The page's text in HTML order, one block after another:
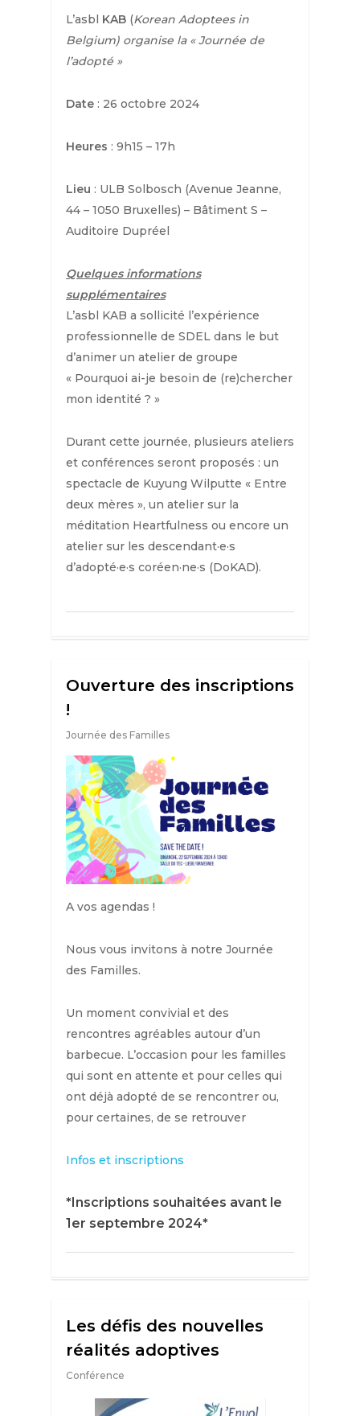
L’asbl KAB (Korean Adoptees in
Belgium) organise la « Journée de
l’adopté »
Date : 26 octobre 2024
Heures : 9h15 – 17h
Lieu : ULB Solbosch (Avenue Jeanne,
44 – 1050 Bruxelles) – Bâtiment S –
Auditoire Dupréel
Quelques informations
supplémentaires
L’asbl KAB a sollicité l’expérience
professionnelle de SDEL dans le but
d’animer un atelier de groupe
« Pourquoi ai-je besoin de (re)chercher
mon identité ? »
Durant cette journée, plusieurs ateliers
et conférences seront proposés : un
spectacle de Kuyung Wilputte « Entre
deux mères », un atelier sur la
méditation Heartfulness ou encore un
atelier sur les descendant·e·s
d’adopté·e·s coréen·ne·s (DoKAD).
Ouverture des inscriptions
!
Journée des Familles
A vos agendas !
Nous vous invitons à notre Journée
des Familles.
Un moment convivial et des
rencontres agréables autour d’un
barbecue. L’occasion pour les familles
qui sont en attente et pour celles qui
ont déjà adopté de se rencontrer ou,
pour certaines, de se retrouver
Infos et inscriptions
*Inscriptions souhaitées avant le
1er septembre 2024*
Les défis des nouvelles
réalités adoptives
Conférence